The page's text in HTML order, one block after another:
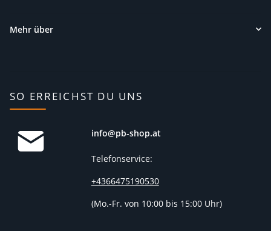
Mehr über
SO ERREICHST DU UNS
info@pb-shop.at
Telefonservice:
+4366475190530
(Mo.-Fr. von 10:00 bis 15:00 Uhr)